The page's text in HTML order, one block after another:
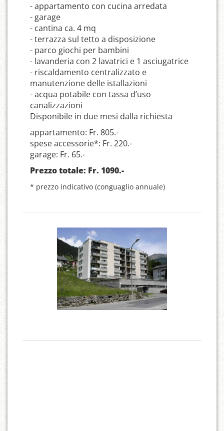
- appartamento con cucina arredata
- garage
- cantina ca. 4 mq
- terrazza sul tetto a disposizione
- parco giochi per bambini
- lavanderia con 2 lavatrici e 1 asciugatrice
- riscaldamento centralizzato e
manutenzione delle istallazioni
- acqua potabile con tassa d’uso
canalizzazioni
Disponibile in due mesi dalla richiesta
appartamento: Fr. 805.-
spese accessorie*: Fr. 220.-
garage: Fr. 65.-
Prezzo totale: Fr. 1090.-
* prezzo indicativo (conguaglio annuale)